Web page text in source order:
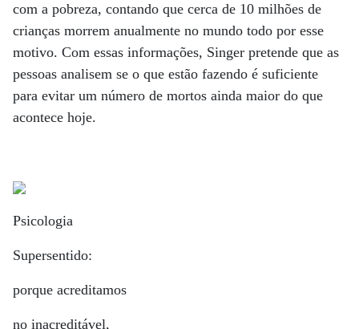
com a pobreza, contando que cerca de 10 milhões de
crianças morrem anualmente no mundo todo por esse
motivo. Com essas informações, Singer pretende que as
pessoas analisem se o que estão fazendo é suficiente
para evitar um número de mortos ainda maior do que
acontece hoje.
Psicologia
Supersentido:
porque acreditamos
no inacreditável,